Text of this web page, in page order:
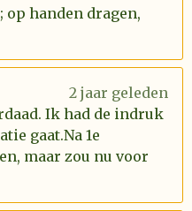
handen dragen,
2 jaar geleden
Ik had de indruk
gaat.Na 1e
maar zou nu voor